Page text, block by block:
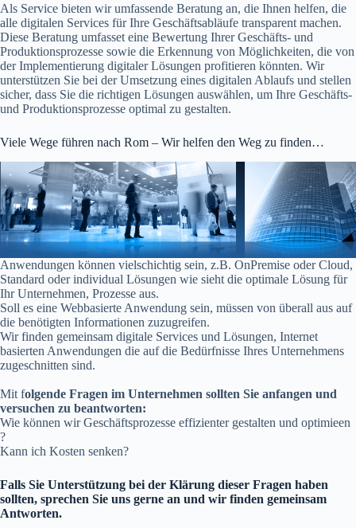
Als Service bieten wir umfassende Beratung an, die Ihnen helfen, die
alle digitalen Services für Ihre Geschäftsabläufe transparent machen.
Diese Beratung umfasset eine Bewertung Ihrer Geschäfts- und
Produktionsprozesse sowie die Erkennung von Möglichkeiten, die von
der Implementierung digitaler Lösungen profitieren könnten. Wir
unterstützen Sie bei der Umsetzung eines digitalen Ablaufs und stellen
sicher, dass Sie die richtigen Lösungen auswählen, um Ihre Geschäfts-
und Produktionsprozesse optimal zu gestalten.
Viele Wege führen nach Rom – Wir helfen den Weg zu finden…
Anwendungen können vielschichtig sein, z.B. OnPremise oder Cloud,
Standard oder individual Lösungen wie sieht die optimale Lösung für
Ihr Unternehmen, Prozesse aus.
Soll es eine Webbasierte Anwendung sein, müssen von überall aus auf
die benötigten Informationen zuzugreifen.
Wir finden gemeinsam digitale Services und Lösungen, Internet
basierten Anwendungen die auf die Bedürfnisse Ihres Unternehmens
zugeschnitten sind.
Mit folgende Fragen im Unternehmen sollten Sie anfangen und
versuchen zu beantworten:
Wie können wir Geschäftsprozesse effizienter gestalten und optimieen
?
Kann ich Kosten senken?
Falls Sie Unterstützung bei der Klärung dieser Fragen haben
sollten, sprechen Sie uns gerne an und wir finden gemeinsam
Antworten.